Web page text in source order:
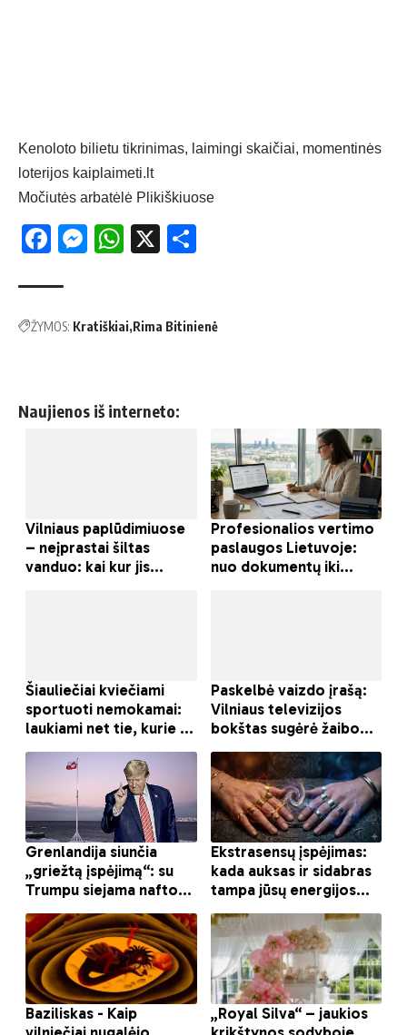
Kenoloto bilietu tikrinimas, laimingi skaičiai, momentinės
loterijos kaiplaimeti.lt
Močiutės arbatėlė Plikiškiuose
Facebook
Messenger
WhatsApp
X
ŽYMOS: Kratiškiai Rima Bitinienė
Naujienos iš interneto: